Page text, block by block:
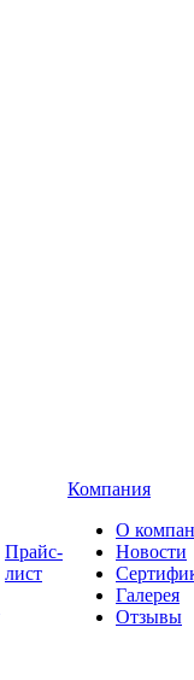
Прайс-
лист
Компания
О
Новости
Галерея
Отзывы